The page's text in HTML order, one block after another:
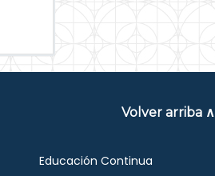
Volver arriba ∧
Educación Continua